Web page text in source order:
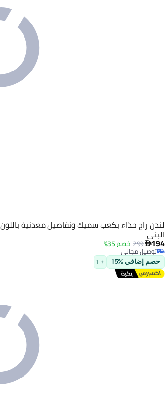
3
لندن راج حذاء بكعب سميك وتفاصيل معدنية باللون
البني
194
299خصم 35%
توصيل مجاني
توصيل مجاني
خصم إضافي %15 + 1